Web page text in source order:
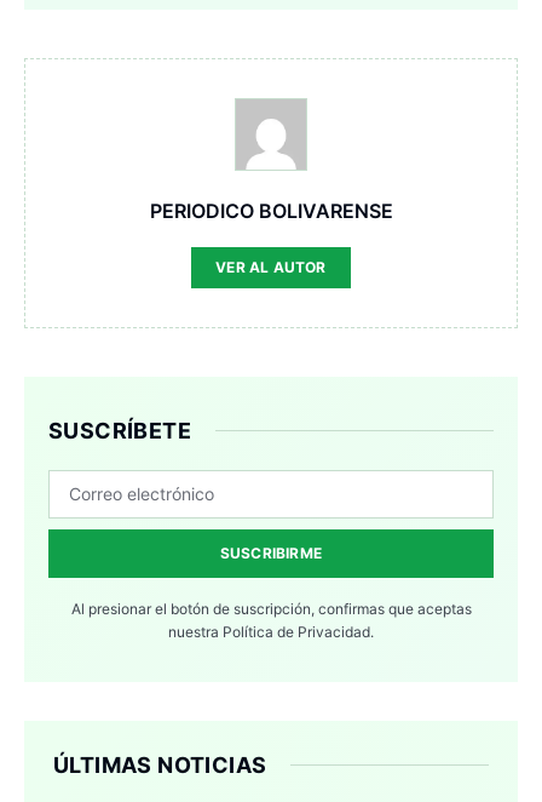
PERIODICO BOLIVARENSE
VER AL AUTOR
SUSCRÍBETE
SUSCRIBIRME
Al presionar el botón de suscripción, confirmas que aceptas
nuestra Política de Privacidad.
ÚLTIMAS NOTICIAS